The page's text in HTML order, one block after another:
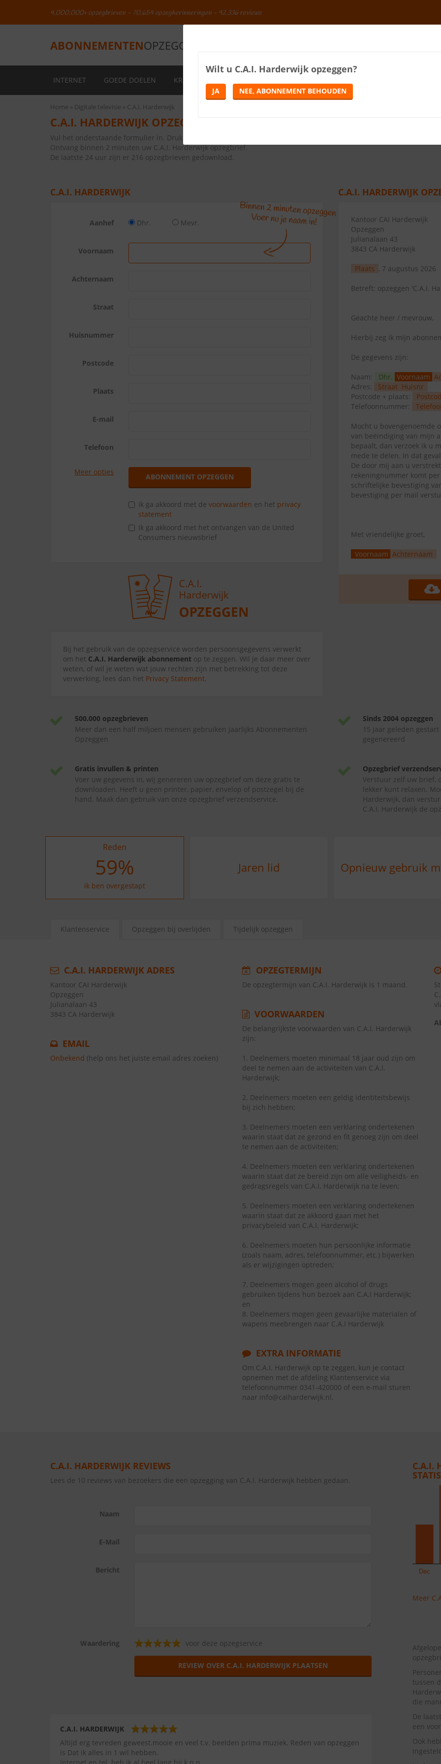
4.000.000+ opzegbrieven - 70.654 opzegherinneringen - 92.336 reviews
ABONNEMENTENOPZEGGEN.NL
INTERNET GOEDE DOELEN KRANTEN
Home Digitale televisie C.A.I. Harderwijk
C.A.I. HARDERWIJK OPZEGGEN
Vul het onderstaande formulier in. Druk vervolgens op de knop Abonnement opzeggen.
Ontvang binnen 2 minuten uw C.A.I. Harderwijk opzegbrief.
De laatste 24 uur zijn er 216 opzegbrieven gedownload.
C.A.I. HARDERWIJK
Aanhef Dhr. Mevr.
Voornaam
Achternaam
Straat
Huisnummer
Postcode
Plaats
E-mail
Telefoon
Meer opties
ABONNEMENT OPZEGGEN
Ik ga akkoord met devoorwaarden en het privacy
statement
Ik ga akkoord met het ontvangen van de United
Consumers nieuwsbrief
Bij het gebruik van de opzegservice worden persoonsgegevens verwerkt
om het C.A.I. Harderwijk abonnement op te zeggen. Wil je daar meer over
weten, of wil je weten wat jouw rechten zijn met betrekking tot deze
verwerking, lees dan het Privacy Statement.
C.A.I. HARDERWIJK
Kantoor CAI Harderwijk
Opzeggen
Julianalaan 43
3843 CA Harderwijk
Plaats , 7 augustus 2026
Betreft: opzeggen 'C.A.I.
Geachte heer / mevrouw,
Hierbij zeg ik mijn
De gegevens zijn:
Naam: Dhr. Voornaam
Adres:
Straat Huisnr
Postcode + plaats:
Telefoonnummer:
Mocht u bovengenoemde
van beëindiging van mijn
bepaalt, dan verzoek ik u
mede te delen. In dat
De door mij aan u
rekeningnummer komt
schriftelijke bevestiging
bevestiging per mail
Met vriendelijke groet,
Voornaam Achternaam
500.000 opzegbrieven
Meer dan een half miljoen mensen gebruiken jaarlijks Abonnementen
Opzeggen
Sinds 2004 opzeggen
15 jaar geleden
gegenereerd
Gratis invullen & printen
Voer uw gegevens in, wij genereren uw opzegbrief om deze gratis te
downloaden. Heeft u geen printer, papier, envelop of postzegel bij de
hand. Maak dan gebruik van onze opzegbrief verzendservice.
Opzegbrief
Verstuur zelf uw brief,
lekker kunt relaxen.
Harderwijk, dan
C.A.I. Harderwijk de
Reden
65%
ik ben overgestapt
Jaren lid Opnieuw gebruik
Klantenservice Opzeggen bij overlijden Tijdelijk opzeggen
C.A.I. HARDERWIJK ADRES
Kantoor CAI Harderwijk
Opzeggen
Julianalaan 43
3843 CA Harderwijk
EMAIL
Onbekend (help ons het juiste email adres zoeken)
OPZEGTERMIJN
De opzegtermijn van C.A.I. Harderwijk is 1 maand.
VOORWAARDEN
De belangrijkste voorwaarden van C.A.I. Harderwijk
zijn:
1. Deelnemers moeten minimaal 18 jaar oud zijn om
deel te nemen aan de activiteiten van C.A.I.
Harderwijk;
2. Deelnemers moeten een geldig identiteitsbewijs
bij zich hebben;
3. Deelnemers moeten een verklaring ondertekenen
waarin staat dat ze gezond en fit genoeg zijn om deel
te nemen aan de activiteiten;
4. Deelnemers moeten een verklaring ondertekenen
waarin staat dat ze bereid zijn om alle veiligheids- en
gedragsregels van C.A.I. Harderwijk na te leven;
5. Deelnemers moeten een verklaring ondertekenen
waarin staat dat ze akkoord gaan met het
privacybeleid van C.A.I. Harderwijk;
6. Deelnemers moeten hun persoonlijke informatie
(zoals naam, adres, telefoonnummer, etc.) bijwerken
als er wijzigingen optreden;
7. Deelnemers mogen geen alcohol of drugs
gebruiken tijdens hun bezoek aan C.A.I Harderwijk;
en
8. Deelnemers mogen geen gevaarlijke materialen of
wapens meebrengen naar C.A.I Harderwijk
EXTRA INFORMATIE
Om C.A.I. Harderwijk op te zeggen, kun je contact
opnemen met de afdeling Klantenservice via
telefoonnummer 0341-420000 of een e-mail sturen
naar info@caiharderwijk.nl.
C.A.I. HARDERWIJK REVIEWS
Lees de 10 reviews van bezoekers die een opzegging van C.A.I. Harderwijk hebben gedaan.
Naam
E-Mail
Bericht
Waardering voor deze opzegservice
REVIEW OVER C.A.I. HARDERWIJK PLAATSEN
C.A.I. HARDERWIJK
Altijd erg tevreden geweest.mooie en veel t.v. beelden prima muziek. Reden van opzeggen
is Dat ik alles in 1 wil hebben.
C.A.I.
Meer
tussen
die
De
een
Ook
Wilt u C.A.I. Harderwijk opzeggen?
JA NEE, ABONNEMENT BEHOUDEN